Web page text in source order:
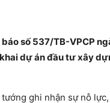
số 537/TB-VPCP
dự án đầu tư xây
ghi nhận sự nỗ